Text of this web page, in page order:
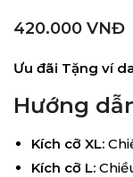
420.000 VNĐ
Ưu đãi Tặng ví
Hướng
Kích cỡ XL:
Kích cỡ L: